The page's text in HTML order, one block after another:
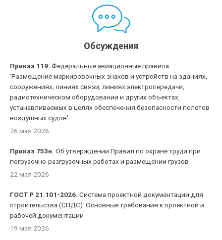
Обсуждения
Приказ 119. Федеральные авиационные правила
'Размещение маркировочных знаков и устройств на зданиях,
сооружениях, линиях связи, линиях электропередачи,
радиотехническом оборудовании и других объектах,
устанавливаемых в целях обеспечения безопасности полетов
воздушных судов'
26 мая 2026
Приказ 753н. Об утверждении Правил по охране труда при
погрузочно-разгрузочных работах и размещении грузов
22 мая 2026
ГОСТ Р 21.101-2026. Система проектной документации для
строительства (СПДС). Основные требования к проектной и
рабочей документации
19 мая 2026